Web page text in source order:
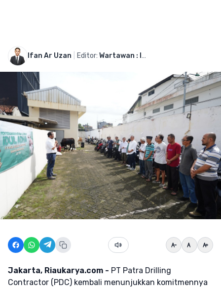
Ifan Ar Uzan Editor: Wartawan : Ifan Ar Uzan
Jakarta, Riaukarya.com - PT Patra Drilling
Contractor (PDC) kembali menunjukkan komitmennya